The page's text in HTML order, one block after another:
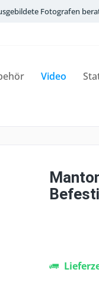
Fotografen
Video